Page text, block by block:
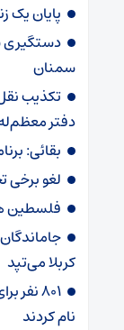
پایان یک
دستگیری
سمنان
تکذیب
دفتر
بقائی:
لغو برخی
فلسطین
کربلا می‌تپد
نام کردند